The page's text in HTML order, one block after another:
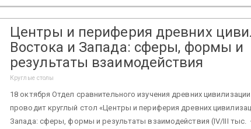
Центры и периферия древних
Востока и Запада: сферы, формы и
результаты взаимодействия
Круглые столы
18 октября Отдел сравнительного изучения древних
проводит круглый стол «Центры и периферия древних
Запада: сферы, формы и результаты взаимодействия (IV/III тыс.